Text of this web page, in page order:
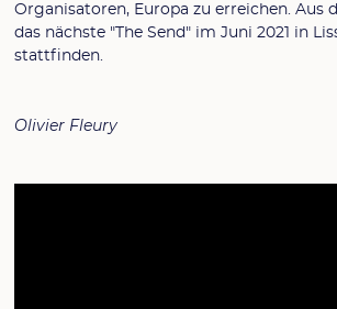
Organisatoren, Europa zu erreichen. Aus
das nächste "The Send" im Juni 2021 in
stattfinden.
Olivier Fleury